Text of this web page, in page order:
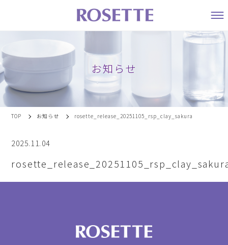
お知らせ
TOP お知らせ rosette_release_20251105_rsp_clay_sakura
2025.11.04